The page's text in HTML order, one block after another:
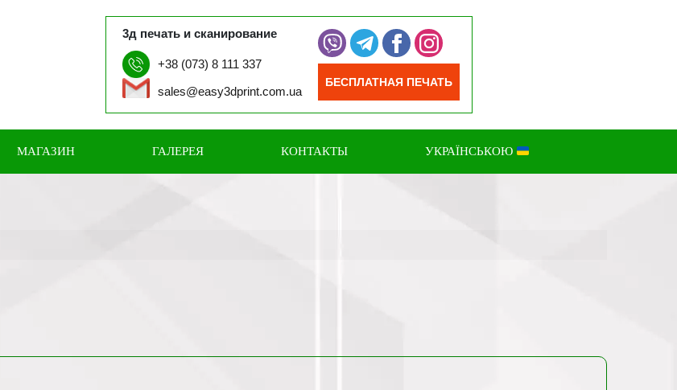
3д печать и сканирование
+38 (073) 8 111 337
sales@easy3dprint.com.ua
БЕСПЛАТНАЯ ПЕЧАТЬ
МАГАЗИН ГАЛЕРЕЯ КОНТАКТЫ УКРАЇНСЬКОЮ